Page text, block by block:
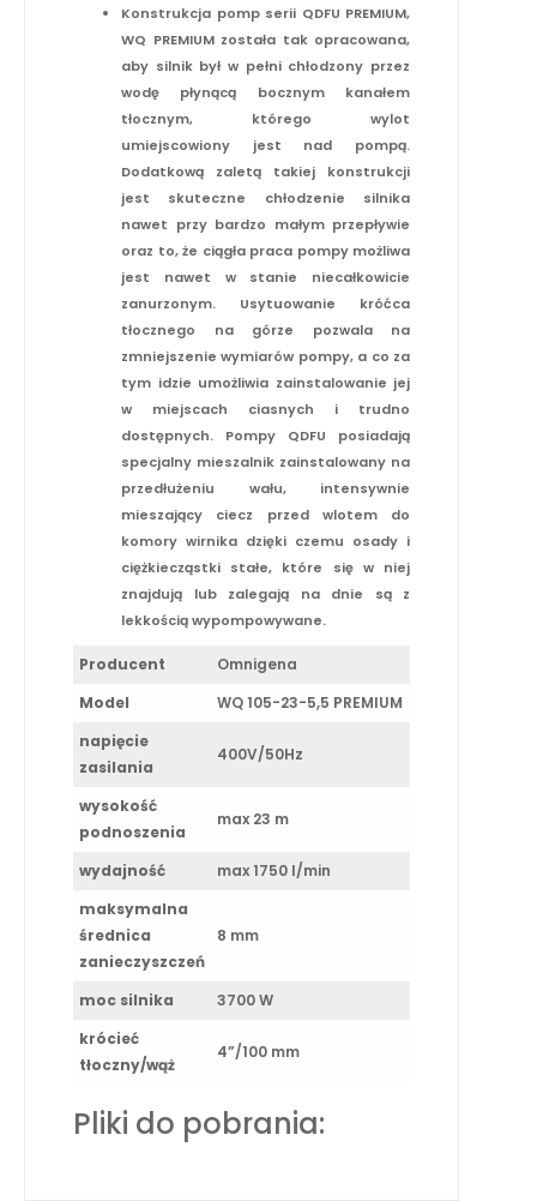
Konstrukcja pomp serii QDFU PREMIUM,
WQ PREMIUM została tak opracowana,
aby silnik był w pełni chłodzony przez
wodę płynącą bocznym kanałem
tłocznym, którego wylot
umiejscowiony jest nad pompą.
Dodatkową zaletą takiej konstrukcji
jest skuteczne chłodzenie silnika
nawet przy bardzo małym przepływie
oraz to, że ciągła praca pompy możliwa
jest nawet w stanie niecałkowicie
zanurzonym. Usytuowanie króćca
tłocznego na górze pozwala na
zmniejszenie wymiarów pompy, a co za
tym idzie umożliwia zainstalowanie jej
w miejscach ciasnych i trudno
dostępnych. Pompy QDFU posiadają
specjalny mieszalnik zainstalowany na
przedłużeniu wału, intensywnie
mieszający ciecz przed wlotem do
komory wirnika dzięki czemu osady i
ciężkiecząstki stałe, które się w niej
znajdują lub zalegają na dnie są z
lekkością wypompowywane.
Producent
Omnigena
Model
WQ 105-23-5,5 PREMIUM
napięcie
zasilania
400V/50Hz
wysokość
podnoszenia
max 23 m
wydajność
max 1750 l/min
maksymalna
średnica
zanieczyszczeń
8 mm
moc silnika
3700 W
krócieć
tłoczny/wąż
4”/100 mm
Pliki do pobrania: